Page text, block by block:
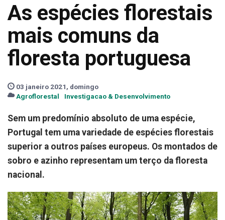
As espécies florestais
mais comuns da
floresta portuguesa
03 janeiro 2021, domingo
Agroflorestal
Investigacao & Desenvolvimento
Sem um predomínio absoluto de uma espécie,
Portugal tem uma variedade de espécies florestais
superior a outros países europeus. Os montados de
sobro e azinho representam um terço da floresta
nacional.